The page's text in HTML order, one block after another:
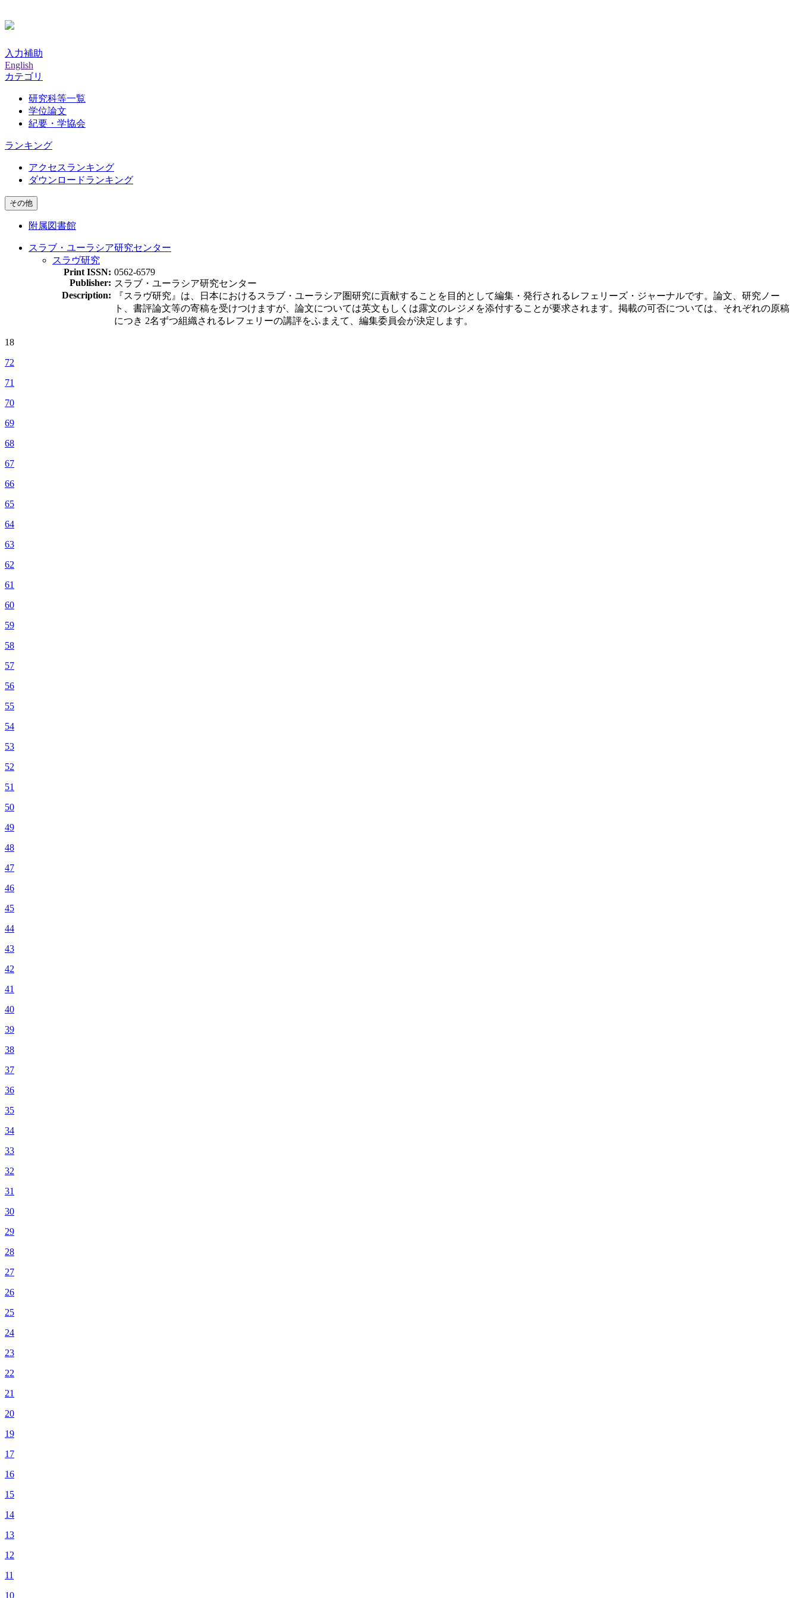
入力補助
English
カテゴリ
研究科等一覧
学位論文
紀要・学協会
ランキング
アクセスランキング
ダウンロードランキング
その他
附属図書館
スラブ・ユーラシア研究センター
スラヴ研究
Print ISSN: 0562-6579
Publisher: スラブ・ユーラシア研究センター
Description:
『スラヴ研究』は、日本におけるスラブ・ユーラシア圏研究に貢献することを目的として編集・発行されるレフェリーズ・ジャーナルです。論文、研究ノー
ト、書評論文等の寄稿を受けつけますが、論文については英文もしくは露文のレジメを添付することが要求されます。掲載の可否については、それぞれの原稿
につき 2名ずつ組織されるレフェリーの講評をふまえて、編集委員会が決定します。
18
72
71
70
69
68
67
66
65
64
63
62
61
60
59
58
57
56
55
54
53
52
51
50
49
48
47
46
45
44
43
42
41
40
39
38
37
36
35
34
33
32
31
30
29
28
27
26
25
24
23
22
21
20
19
17
16
15
14
13
12
11
10